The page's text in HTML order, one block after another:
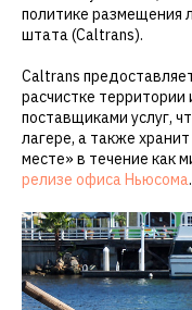
политике размещения
штата (Caltrans).
Caltrans
расчистке
поставщиками услуг,
лагере, а также
месте» в течение как
релизе офиса Ньюсома.